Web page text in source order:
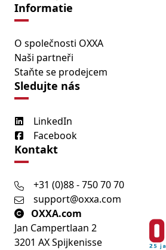
Informatie
O společnosti OXXA
Naši partneři
Staňte se prodejcem
Sledujte nás
LinkedIn
Facebook
Kontakt
+31 (0)88 - 750 70 70
support@oxxa.com
OXXA.com
Jan Campertlaan 2
3201 AX Spijkenisse